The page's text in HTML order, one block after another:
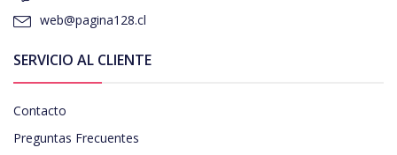
web@pagina128.cl
SERVICIO AL CLIENTE
Contacto
Preguntas Frecuentes